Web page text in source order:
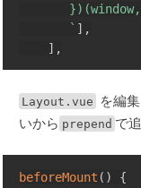
` ] ,
] ,
Layout.vue を編
いから prepend で
beforeMount ( )
{